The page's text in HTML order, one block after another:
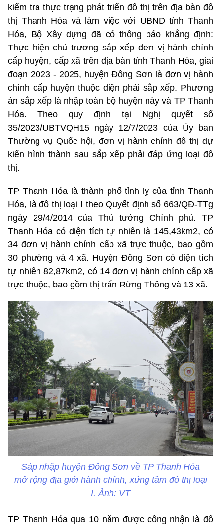
kiểm tra thực trạng phát triển đô thị trên địa bàn đô
thị Thanh Hóa và làm việc với UBND tỉnh Thanh
Hóa, Bộ Xây dựng đã có thông báo khẳng định:
Thực hiện chủ trương sắp xếp đơn vị hành chính
cấp huyện, cấp xã trên địa bàn tỉnh Thanh Hóa, giai
đoạn 2023 - 2025, huyện Đông Sơn là đơn vị hành
chính cấp huyện thuộc diện phải sắp xếp. Phương
án sắp xếp là nhập toàn bộ huyện này và TP Thanh
Hóa. Theo quy định tại Nghị quyết số
35/2023/UBTVQH15 ngày 12/7/2023 của Ủy ban
Thường vụ Quốc hội, đơn vị hành chính đô thị dự
kiến hình thành sau sắp xếp phải đáp ứng loại đô
thị.
TP Thanh Hóa là thành phố tỉnh lỵ của tỉnh Thanh
Hóa, là đô thị loại I theo Quyết định số 663/QĐ-TTg
ngày 29/4/2014 của Thủ tướng Chính phủ. TP
Thanh Hóa có diện tích tự nhiên là 145,43km2, có
34 đơn vị hành chính cấp xã trực thuộc, bao gồm
30 phường và 4 xã. Huyện Đông Sơn có diện tích
tự nhiên 82,87km2, có 14 đơn vị hành chính cấp xã
trực thuộc, bao gồm thị trấn Rừng Thông và 13 xã.
Sáp nhập huyện Đông Sơn về TP Thanh Hóa
mở rộng địa giới hành chính, xứng tầm đô thị loại
I. Ảnh: VT
TP Thanh Hóa qua 10 năm được công nhận là đô